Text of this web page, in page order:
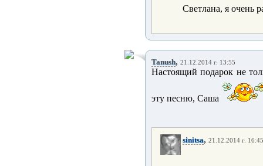
Светлана, я очень
Tanush, 21.12.2014 г. 13:55
Настоящий подарок не
эту песню, Саша
sinitsa, 21.12.2014 г. 16:45